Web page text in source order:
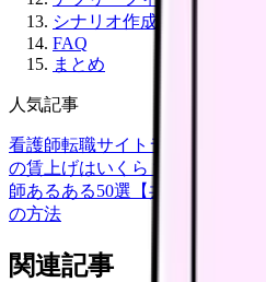
シナリオ作成のチェックリ
FAQ
まとめ
人気記事
看護師転職サイトランキング
の賃上げはいくら？2026年度の
師あるある50選【共感必至】
看
の方法
関連記事